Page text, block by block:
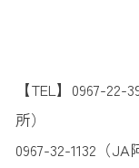
【TEL】0967-
所）
0967-32-1132（